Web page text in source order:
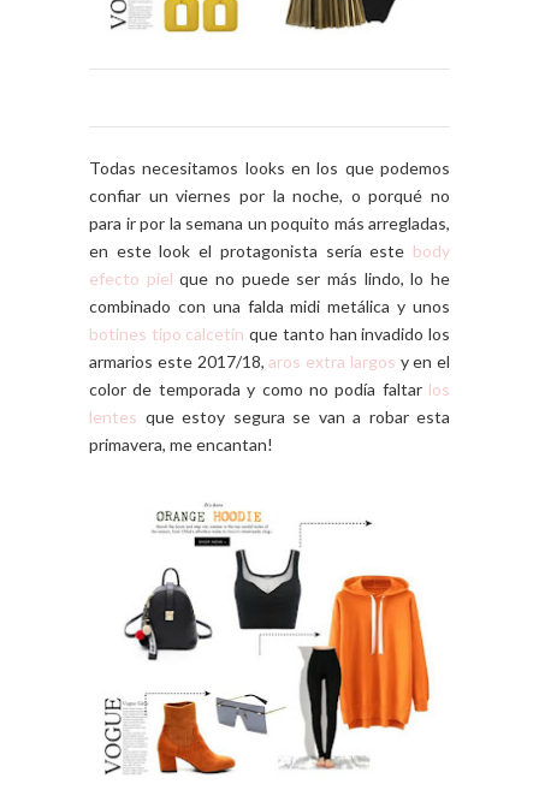
Todas necesitamos looks en los que podemos
confiar un viernes por la noche, o porqué no
para ir por la semana un poquito más arregladas,
en este look el protagonista sería este body
efecto piel que no puede ser más lindo, lo he
combinado con una falda midi metálica y unos
botines tipo calcetín que tanto han invadido los
armarios este 2017/18,aros extra largos y en el
color de temporada y como no podía faltar los
lentes que estoy segura se van a robar esta
primavera, me encantan!